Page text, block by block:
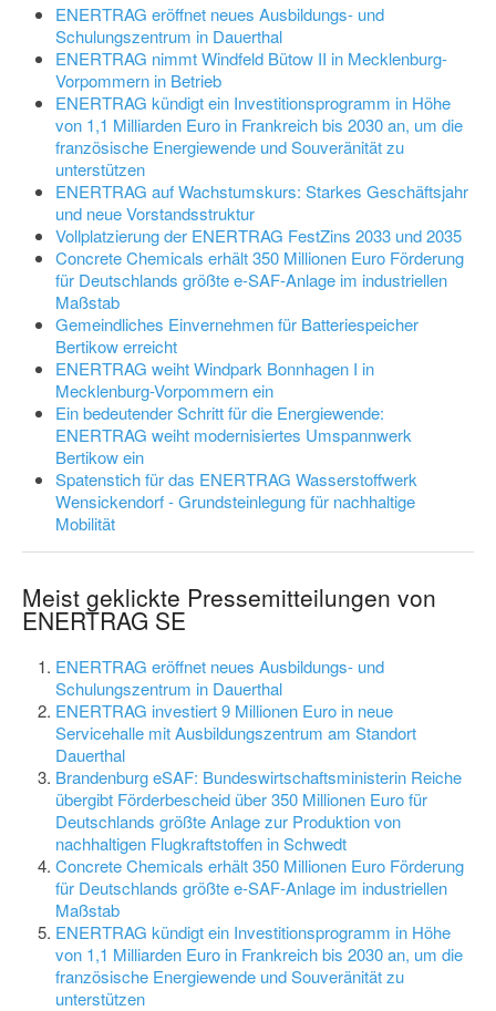
ENERTRAG eröffnet neues Ausbildungs- und
Schulungszentrum in Dauerthal
ENERTRAG nimmt Windfeld Bütow II in Mecklenburg-
Vorpommern in Betrieb
ENERTRAG kündigt ein Investitionsprogramm in Höhe
von 1,1 Milliarden Euro in Frankreich bis 2030 an, um die
französische Energiewende und Souveränität zu
unterstützen
ENERTRAG auf Wachstumskurs: Starkes Geschäftsjahr
und neue Vorstandsstruktur
Vollplatzierung der ENERTRAG FestZins 2033 und 2035
Concrete Chemicals erhält 350 Millionen Euro Förderung
für Deutschlands größte e-SAF-Anlage im industriellen
Maßstab
Gemeindliches Einvernehmen für Batteriespeicher
Bertikow erreicht
ENERTRAG weiht Windpark Bonnhagen I in
Mecklenburg-Vorpommern ein
Ein bedeutender Schritt für die Energiewende:
ENERTRAG weiht modernisiertes Umspannwerk
Bertikow ein
Spatenstich für das ENERTRAG Wasserstoffwerk
Wensickendorf - Grundsteinlegung für nachhaltige
Mobilität
Meist geklickte Pressemitteilungen von
ENERTRAG SE
ENERTRAG eröffnet neues Ausbildungs- und
Schulungszentrum in Dauerthal
ENERTRAG investiert 9 Millionen Euro in neue
Servicehalle mit Ausbildungszentrum am Standort
Dauerthal
Brandenburg eSAF: Bundeswirtschaftsministerin Reiche
übergibt Förderbescheid über 350 Millionen Euro für
Deutschlands größte Anlage zur Produktion von
nachhaltigen Flugkraftstoffen in Schwedt
Concrete Chemicals erhält 350 Millionen Euro Förderung
für Deutschlands größte e-SAF-Anlage im industriellen
Maßstab
ENERTRAG kündigt ein Investitionsprogramm in Höhe
von 1,1 Milliarden Euro in Frankreich bis 2030 an, um die
französische Energiewende und Souveränität zu
unterstützen